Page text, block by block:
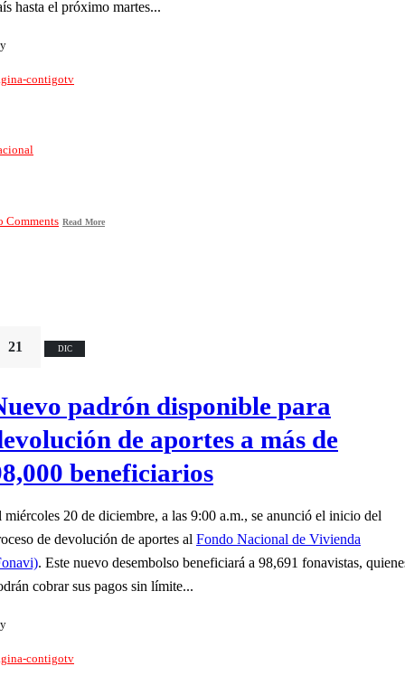
hasta el próximo martes...
contigotv
Comments Read More
21 DIC
padrón disponible para
de aportes a más de
beneficiarios
miércoles 20 de diciembre, a las 9:00 a.m., se anunció el inicio del
de devolución de aportes al Fondo Nacional de Vivienda
. Este nuevo desembolso beneficiará a 98,691 fonavistas,
cobrar sus pagos sin límite...
contigotv